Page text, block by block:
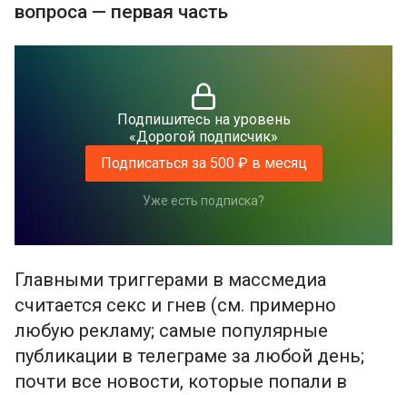
вопроса — первая часть
Подпишитесь на уровень
«Дорогой подписчик»
Подписаться за 500 ₽ в месяц
Уже есть подписка?
Главными триггерами в массмедиа
считается секс и гнев (см. примерно
любую рекламу; самые популярные
публикации в телеграме за любой день;
почти все новости, которые попали в